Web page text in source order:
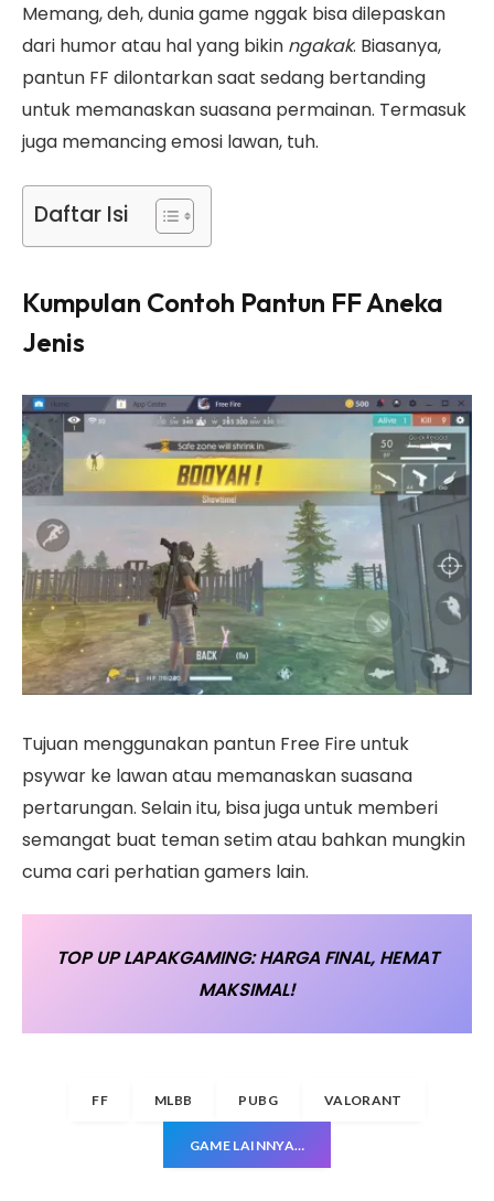
Memang, deh, dunia game nggak bisa dilepaskan
dari humor atau hal yang bikin ngakak. Biasanya,
pantun FF dilontarkan saat sedang bertanding
untuk memanaskan suasana permainan. Termasuk
juga memancing emosi lawan, tuh.
Daftar Isi
Kumpulan Contoh Pantun FF Aneka
Jenis
Tujuan menggunakan pantun Free Fire untuk
psywar ke lawan atau memanaskan suasana
pertarungan. Selain itu, bisa juga untuk memberi
semangat buat teman setim atau bahkan mungkin
cuma cari perhatian gamers lain.
TOP UP LAPAKGAMING: HARGA FINAL, HEMAT
MAKSIMAL!
FF MLBB PUBG VALORANT
GAME LAINNYA…